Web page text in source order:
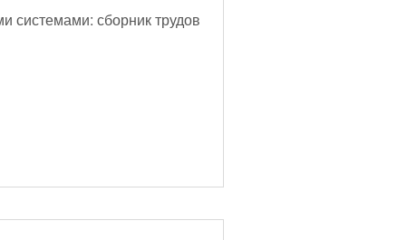
системами: сборник трудов